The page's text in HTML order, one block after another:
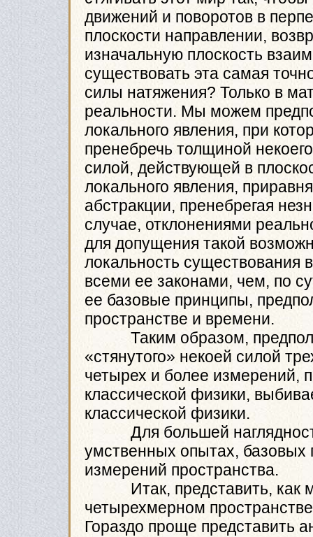
движений и поворотов в
плоскости направлении,
изначальную плоскость
существовать эта самая
силы натяжения? Только в
реальности. Мы можем
локального явления, при
пренебречь толщиной
силой, действующей в
локального явления,
абстракции, пренебрегая
случае, отклонениями
для допущения такой
локальность существования
всеми ее законами, чем, по
ее базовые принципы,
пространстве и времени.
Таким образом,
«стянутого» некоей силой
четырех и более измерений,
классической физики,
классической физики.
Для большей
умственных опытах,
измерений пространства.
Итак, представить, как
четырехмерном
Гораздо проще представить